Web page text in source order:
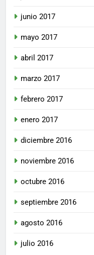
junio 2017
mayo 2017
abril 2017
marzo 2017
febrero 2017
enero 2017
diciembre 2016
noviembre 2016
octubre 2016
septiembre 2016
agosto 2016
julio 2016